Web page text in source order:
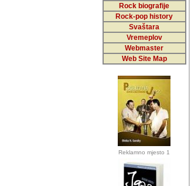
Rock biografije
Rock-pop history
Svaštara
Vremeplov
Webmaster
Web Site Map
Reklamno mjesto 1